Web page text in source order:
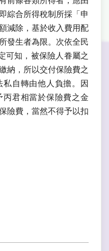
綜合所得稅制所採「申
減除，基於收入費用配
發生者為限。次依全民
可知，被保險人眷屬之
納，所以交付保險費之
自轉由他人負擔。因
丙君相當於保險費之金
險費，當然不得予以扣